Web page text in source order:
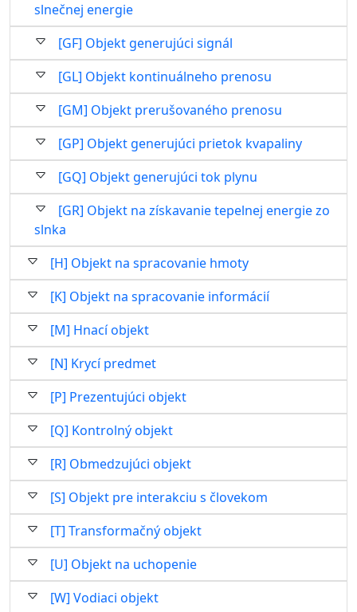
slnečnej energie
[GF] Objekt generujúci signál
[GL] Objekt kontinuálneho prenosu
[GM] Objekt prerušovaného prenosu
[GP] Objekt generujúci prietok kvapaliny
[GQ] Objekt generujúci tok plynu
[GR] Objekt na získavanie tepelnej energie zo
slnka
[H] Objekt na spracovanie hmoty
[K] Objekt na spracovanie informácií
[M] Hnací objekt
[N] Krycí predmet
[P] Prezentujúci objekt
[Q] Kontrolný objekt
[R] Obmedzujúci objekt
[S] Objekt pre interakciu s človekom
[T] Transformačný objekt
[U] Objekt na uchopenie
[W] Vodiaci objekt